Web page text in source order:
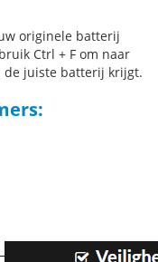
originele batterij
Ctrl + F om naar
de juiste batterij krijgt.